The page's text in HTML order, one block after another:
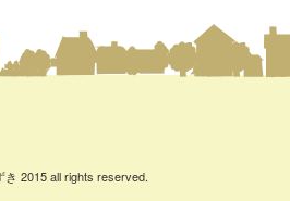
2015 all rights reserved.